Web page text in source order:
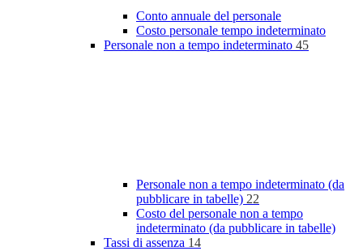
Conto annuale del personale
Costo personale tempo indeterminato
Personale non a tempo indeterminato 45
Personale non a tempo indeterminato (da
pubblicare in tabelle) 22
Costo del personale non a tempo
indeterminato (da pubblicare in tabelle)
Tassi di assenza 14